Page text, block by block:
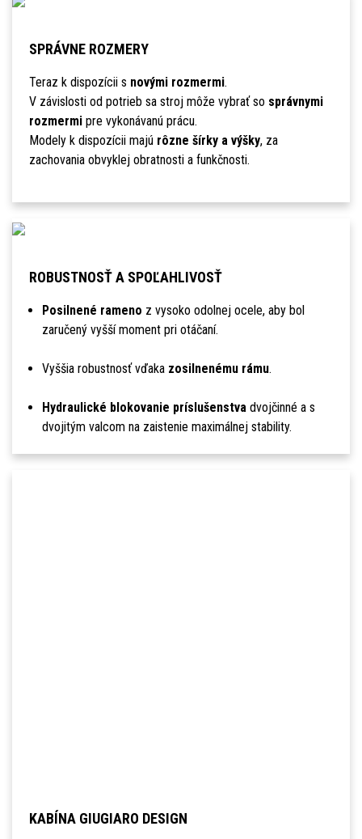
SPRÁVNE ROZMERY
Teraz k dispozícii s novými rozmermi.
V závislosti od potrieb sa stroj môže vybrať so správnymi
rozmermipre vykonávanú prácu.
Modely k dispozícii majú rôzne šírky a výšky, za
zachovania obvyklej obratnosti a funkčnosti.
ROBUSTNOSŤ A SPOĽAHLIVOSŤ
Posilnené rameno z vysoko odolnej ocele, aby bol
zaručený vyšší moment pri otáčaní.
Vyššia robustnosť vďaka zosilnenému rámu.
Hydraulické blokovanie príslušenstvadvojčinné a s
dvojitým valcom na zaistenie maximálnej stability.
KABÍNA GIUGIARO DESIGN